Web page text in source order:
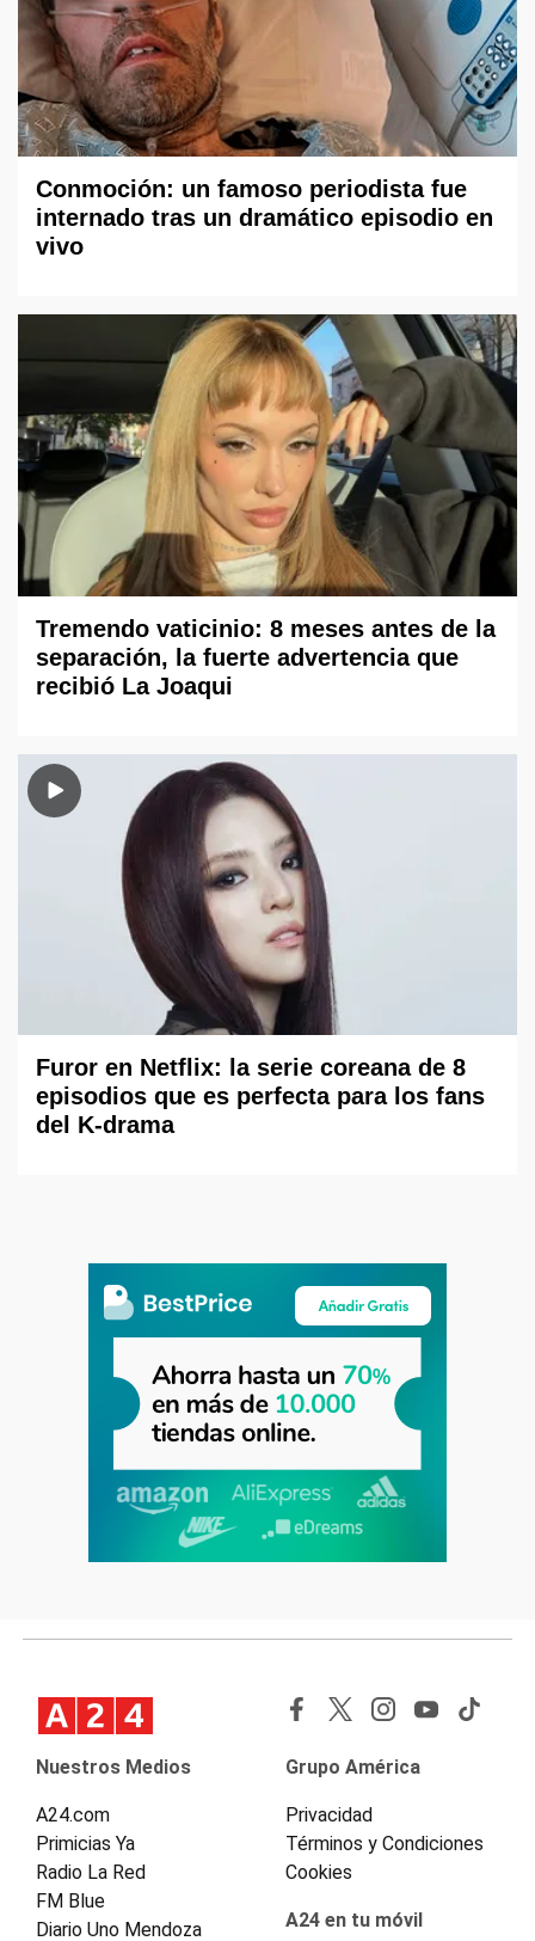
Conmoción: un famoso periodista fue
internado tras un dramático episodio en
vivo
Tremendo vaticinio: 8 meses antes de la
separación, la fuerte advertencia que
recibió La Joaqui
Furor en Netflix: la serie coreana de 8
episodios que es perfecta para los fans
del K-drama
Nuestros Medios
A24.com
Primicias Ya
Radio La Red
FM Blue
Diario Uno Mendoza
Grupo América
Privacidad
Términos y Condiciones
Cookies
A24 en tu móvil